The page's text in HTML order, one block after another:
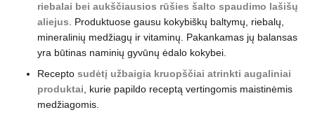
riebalai bei aukščiausios rūšies šalto spaudimo lašišų
aliejus. Produktuose gausu kokybiškų baltymų, riebalų,
mineralinių medžiagų ir vitaminų. Pakankamas jų balansas
yra būtinas naminių gyvūnų ėdalo kokybei.
Receptosudėtį užbaigia kruopščiai atrinkti augaliniai
produktai , kurie papildo receptą vertingomis maistinėmis
medžiagomis.